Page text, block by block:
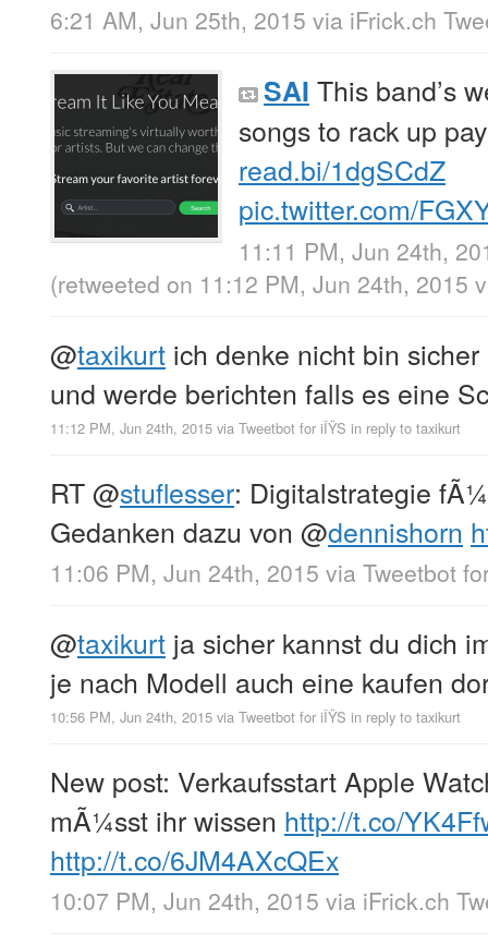
6:21 AM, Jun 25th, 2015 via iFrick.ch
SAI This band’s
songs to rack up
read.bi/1dgSCdZ
pic.twitter.com/
11:11 PM, Jun 24th,
(retweeted on 11:12 PM, Jun 24th, 2015
@taxikurt ich denke nicht bin
und werde berichten falls es eine
11:12 PM, Jun 24th, 2015 via Tweetbot for iÎŸS in reply to taxikurt
RT@stuflesser: Digitalstrategie
Gedanken dazu von @dennishorn
11:06 PM, Jun 24th, 2015 via Tweetbot
@taxikurt ja sicher kannst du dich
je nach Modell auch eine kaufen
10:56 PM, Jun 24th, 2015 via Tweetbot for iÎŸS in reply to taxikurt
New post: Verkaufsstart Apple
mÃ¼sst ihr wissen http://t.co/
http://t.co/6JM4AXcQEx
10:07 PM, Jun 24th, 2015 via iFrick.ch